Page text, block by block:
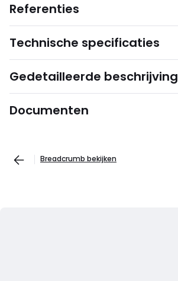
Referenties
Technische specificaties
Gedetailleerde beschrijving
Documenten
Breadcrumb bekijken